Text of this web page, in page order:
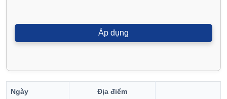
Ngày Địa điểm